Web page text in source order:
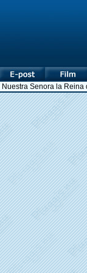
Senora la